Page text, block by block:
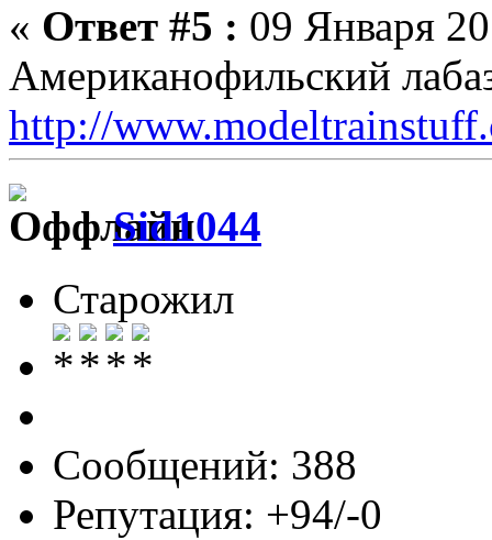
« Ответ #5 : 09 Января
Американофильский
http://
Sid1044
Старожил
Сообщений: 388
Репутация: +94/-0